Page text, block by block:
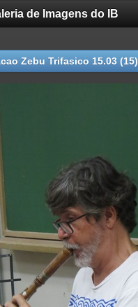
de Imagens do IB
Zebu Trifasico 15.03 (15)